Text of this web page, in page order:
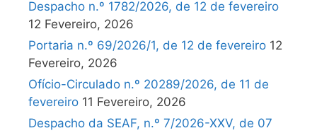
Despacho n.º 1782/2026, de 12 de fevereiro
12 Fevereiro, 2026
Portaria n.º 69/2026/1, de 12 de fevereiro 12
Fevereiro, 2026
Ofício-Circulado n.º 20289/2026, de 11 de
fevereiro 11 Fevereiro, 2026
Despacho da SEAF, n.º 7/2026-XXV, de 07